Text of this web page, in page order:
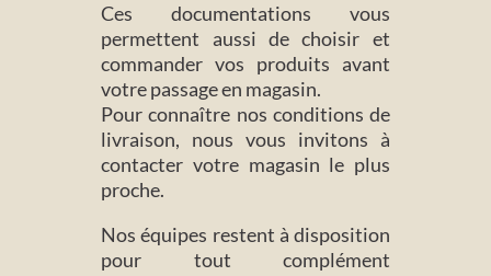
Ces documentations vous
permettent aussi de choisir et
commander vos produits avant
votre passage en magasin.
Pour connaître nos conditions de
livraison, nous vous invitons à
contacter votre magasin le plus
proche.
Nos équipes restent à disposition
pour tout complément